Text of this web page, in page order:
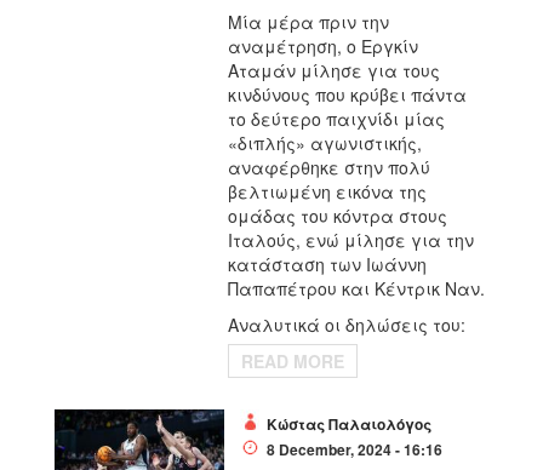
Μία μέρα πριν την
αναμέτρηση, ο Εργκίν
Αταμάν μίλησε για τους
κινδύνους που κρύβει πάντα
το δεύτερο παιχνίδι μίας
«διπλής» αγωνιστικής,
αναφέρθηκε στην πολύ
βελτιωμένη εικόνα της
ομάδας του κόντρα στους
Ιταλούς, ενώ μίλησε για την
κατάσταση των Ιωάννη
Παπαπέτρου και Κέντρικ Ναν.
Αναλυτικά οι δηλώσεις του:
READ MORE
Κώστας Παλαιολόγος
8 December, 2024 - 16:16